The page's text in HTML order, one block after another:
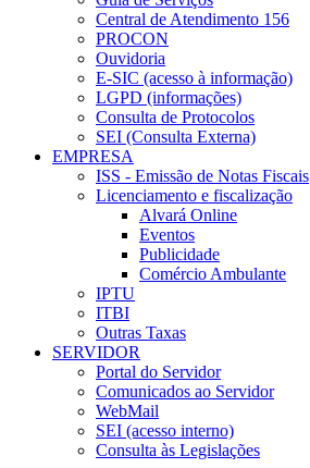
Central de Atendimento 156
PROCON
Ouvidoria
E-SIC (acesso à informação)
LGPD (informações)
Consulta de Protocolos
SEI (Consulta Externa)
EMPRESA
ISS - Emissão de Notas Fiscais
Licenciamento e fiscalização
Alvará Online
Eventos
Publicidade
Comércio Ambulante
IPTU
ITBI
Outras Taxas
SERVIDOR
Portal do Servidor
Comunicados ao Servidor
WebMail
SEI (acesso interno)
Consulta às Legislações